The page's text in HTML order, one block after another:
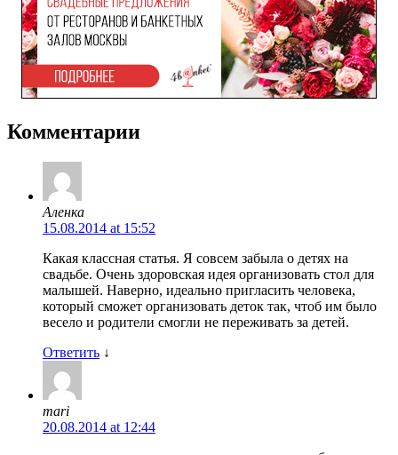
Комментарии
Аленка
15.08.2014 at 15:52
Какая классная статья. Я совсем забыла о детях на
свадьбе. Очень здоровская идея организовать стол для
малышей. Наверно, идеально пригласить человека,
который сможет организовать деток так, чтоб им было
весело и родители смогли не переживать за детей.
Ответить ↓
mari
20.08.2014 at 12:44